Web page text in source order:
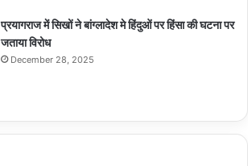
प्रयागराज में सिखों ने बांग्लादेश मे हिंदुओं पर हिंसा की घटना पर
जताया विरोध
December 28, 2025